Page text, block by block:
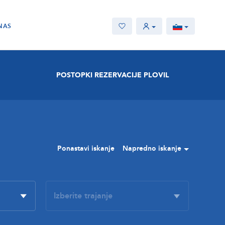
POSTOPKI REZERVACIJE PLOVIL
Ponastavi iskanje Napredno iskanje